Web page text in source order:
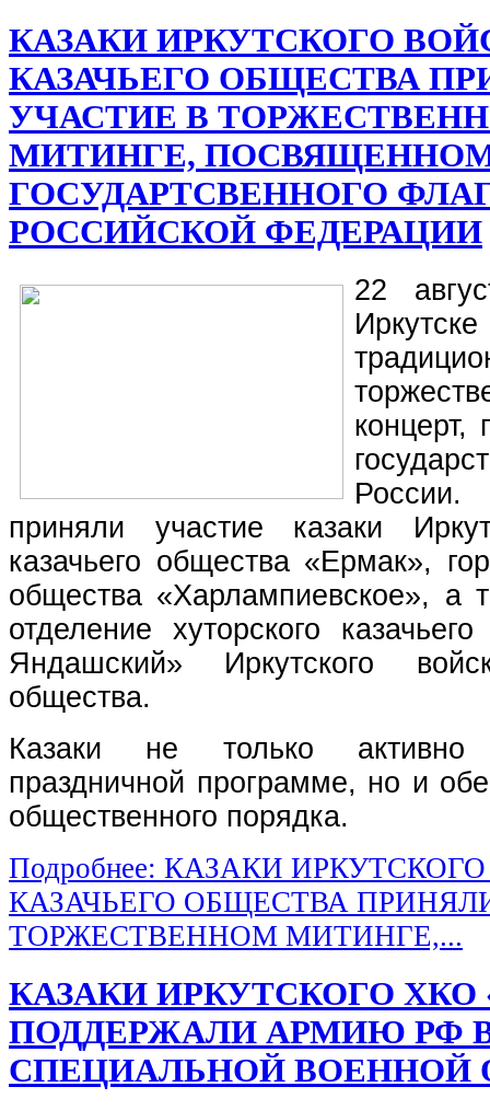
КАЗАКИ ИРКУТСКОГО
КАЗАЧЬЕГО ОБЩЕСТВА
УЧАСТИЕ В
МИТИНГЕ,
ГОСУДАРТСВЕННОГО
РОССИЙСКОЙ ФЕДЕРАЦИИ
22
приняли участие казаки
казачьего общества «Ермак»,
общества «Харлампиевское», а
отделение хуторского
Яндашский» Иркутского
общества.
Казаки не только активно
праздничной программе, но и
общественного порядка.
Подробнее: КАЗАКИ
КАЗАЧЬЕГО ОБЩЕСТВА
ТОРЖЕСТВЕННОМ МИТИНГЕ,...
КАЗАКИ ИРКУТСКОГО ХКО
ПОДДЕРЖАЛИ АРМИЮ РФ
СПЕЦИАЛЬНОЙ ВОЕННОЙ